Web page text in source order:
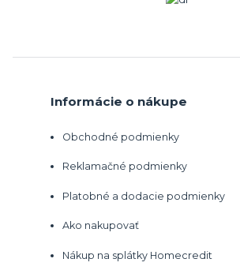
Informácie o nákupe
Obchodné podmienky
Reklamačné podmienky
Platobné a dodacie podmienky
Ako nakupovať
Nákup na splátky Homecredit